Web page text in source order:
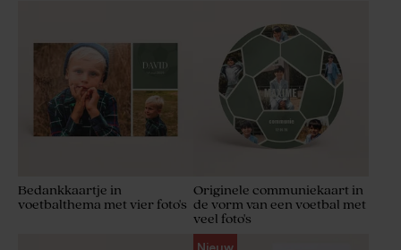
Bedankkaartje in
voetbalthema met vier foto's
Originele communiekaart in
de vorm van een voetbal met
veel foto's